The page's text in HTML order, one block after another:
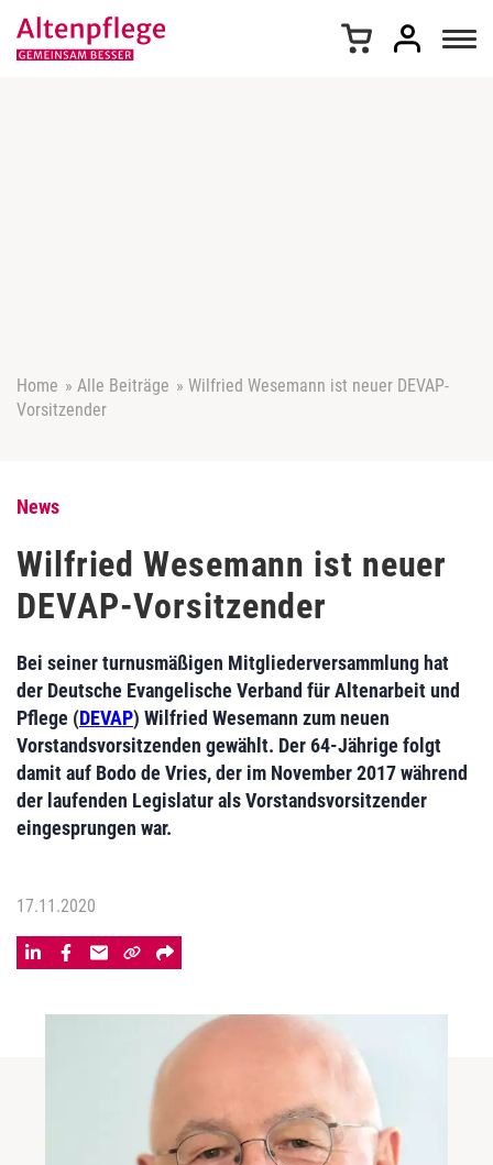
Home » Alle Beiträge » Wilfried Wesemann ist neuer DEVAP-
Vorsitzender
News
Wilfried Wesemann ist neuer
DEVAP-Vorsitzender
Bei seiner turnusmäßigen Mitgliederversammlung hat
der Deutsche Evangelische Verband für Altenarbeit und
Pflege (DEVAP) Wilfried Wesemann zum neuen
Vorstandsvorsitzenden gewählt. Der 64-Jährige folgt
damit auf Bodo de Vries, der im November 2017 während
der laufenden Legislatur als Vorstandsvorsitzender
eingesprungen war.
17.11.2020